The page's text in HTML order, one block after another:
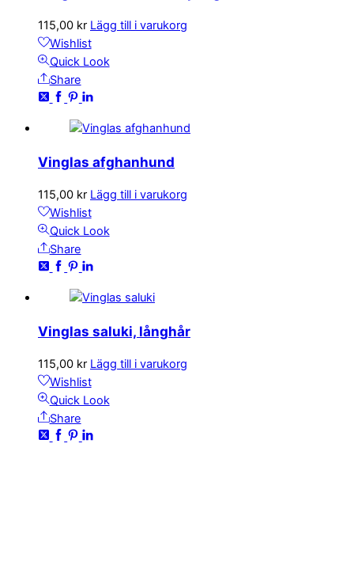
115,00 kr Lägg till i varukorg
Wishlist
Quick Look
Share
Vinglas afghanhund
115,00 kr Lägg till i varukorg
Wishlist
Quick Look
Share
Vinglas saluki, långhår
115,00 kr Lägg till i varukorg
Wishlist
Quick Look
Share